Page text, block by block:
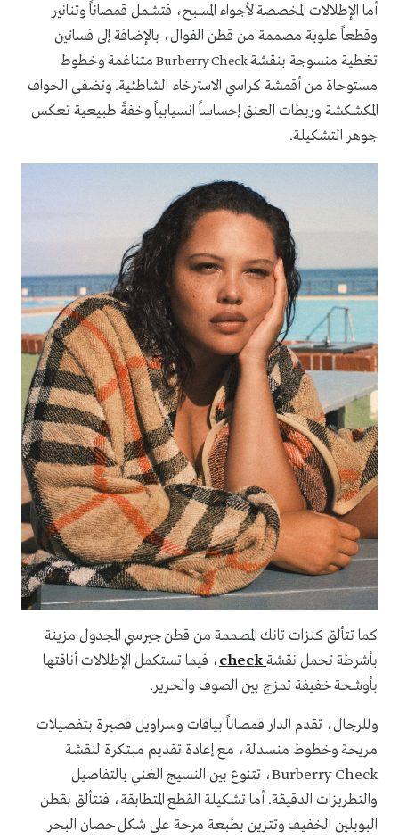
أما الإطلالات المخصصة لأجواء المسبح، فتشمل قمصاناً وتنانير
وقطعاً علوية مصممة من قطن الفوال، بالإضافة إلى فساتين
تغطية منسوجة بنقشةBurberry Check متناغمة وخطوط
مستوحاة من أقمشة كراسي الاسترخاء الشاطئية. وتضفي الحواف
المكشكشة وربطات العنق إحساساً انسيابياً وخفةً طبيعية تعكس
جوهر التشكيلة.
كما تتألق كنزات تانك المصممة من قطن جيرسي المجدول مزينة
بأشرطة تحمل نقشة
، فيما تستكمل الإطلالات أناقتها
بأوشحة خفيفة تمزج بين الصوف والحرير.
وللرجال، تقدم الدار قمصاناً بياقات وسراويل قصيرة بتفصيلات
مريحة وخطوط منسدلة، مع إعادة تقديم مبتكرة لنقشة
Burberry Check، تتنوع بين النسيج الغني بالتفاصيل
والتطريزات الدقيقة. أما تشكيلة القطع المتطابقة، فتتألق بقطن
البوبلين الخفيف وتتزين بطبعة مرحة على شكل حصان البحر